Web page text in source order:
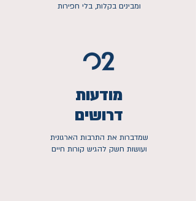
ומבינים בקלות, בלי חפירות
מודעות
דרושים
שמדברות את התרבות הארגונית
ועושות חשק להגיש קורות חיים